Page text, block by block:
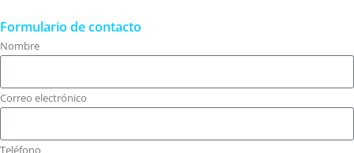
Formulario de contacto
Nombre
Correo electrónico
Teléfono